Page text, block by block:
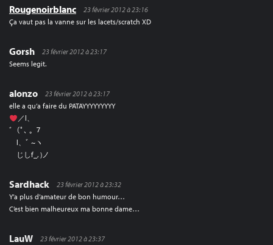
Rougenoirblanc
23 février 2012 à 23:16
Ça vaut pas la vanne sur les lacets/scratch XD
Gorsh
23 février 2012 à 23:17
Seems legit.
alonzo
23 février 2012 à 23:17
elle a qu’a faire du PATAYYYYYYYYY
／l、
ﾞ（ﾟ､ ｡ ７
l、ﾞ ~ヽ
じしf_, )ノ
Sardhack
23 février 2012 à 23:32
Y’a plus d’amateur de bon humour…
C’est bien malheureux ma bonne dame…
LauW
23 février 2012 à 23:37